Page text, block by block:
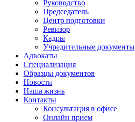
Руководство
Председатель
Центр подготовки
Ревизор
Кадры
Учредительные документы
Адвокаты
Специализация
Образцы документов
Новости
Наша жизнь
Контакты
Консультация в офисе
Онлайн прием